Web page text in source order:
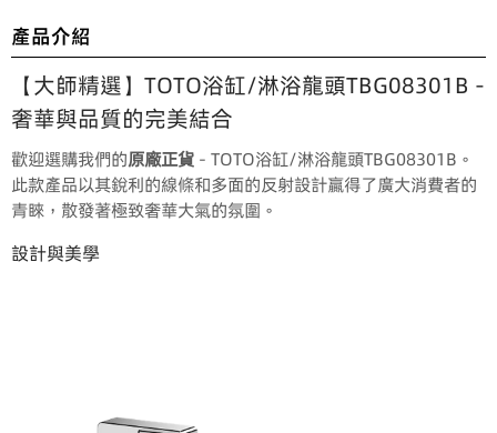
產品介紹
【大師精選】TOTO浴缸/淋浴龍頭TBG08301B -
奢華與品質的完美結合
歡迎選購我們的原廠正貨 - TOTO浴缸/淋浴龍頭TBG08301B。
此款產品以其銳利的線條和多面的反射設計贏得了廣大消費者的
青睞，散發著極致奢華大氣的氛圍。
設計與美學